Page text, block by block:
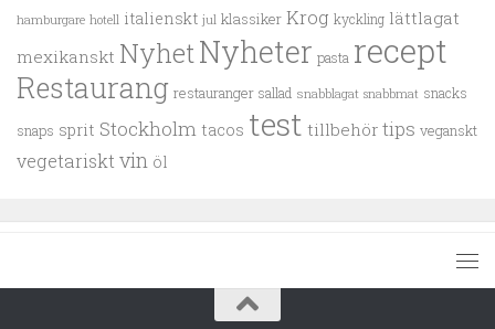
hamburgare hotell italienskt jul klassiker Krog kyckling lättlagat
mexikanskt NyhetNyheter pasta recept
Restaurang restauranger sallad snabblagat snabbmat snacks
snaps sprit Stockholm tacos test tillbehör tips veganskt
vegetariskt vin öl